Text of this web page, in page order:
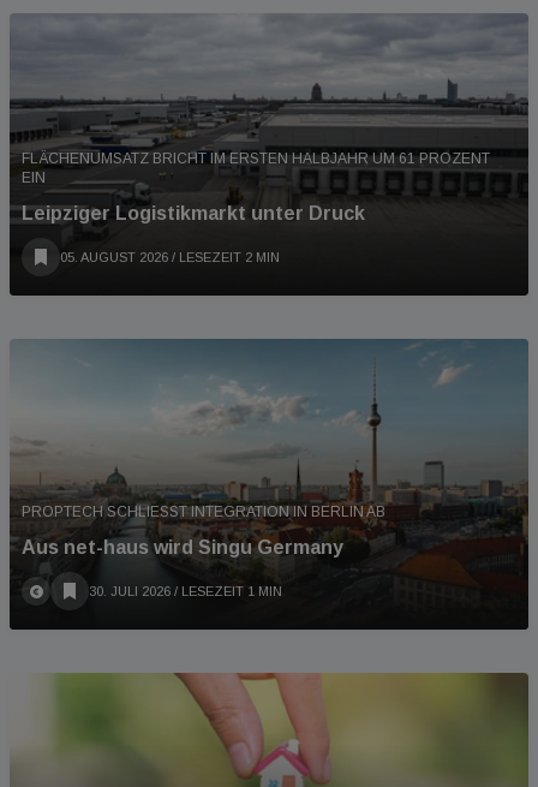
FLÄCHENUMSATZ BRICHT IM ERSTEN HALBJAHR UM 61 PROZENT
EIN
Leipziger Logistikmarkt unter Druck
05. AUGUST 2026 / LESEZEIT 2 MIN
PROPTECH SCHLIESST INTEGRATION IN BERLIN AB
Aus net-haus wird Singu Germany
30. JULI 2026 / LESEZEIT 1 MIN